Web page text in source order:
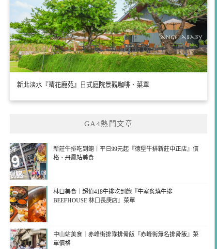
新北淡水『晴花鹿苑』日式庭院景觀咖啡、菜單
GA4熱門文章
新莊牛排吃到飽｜平日99元起『德堡牛排新莊中正店』價
格、丹鳳站美食
林口美食｜超值418牛排吃到飽『牛室炙燒牛排
BEEFHOUSE 林口長庚店』菜單
中山站美食｜赤峰街排隊排骨飯『赤峰街無名排骨飯』菜
單價格